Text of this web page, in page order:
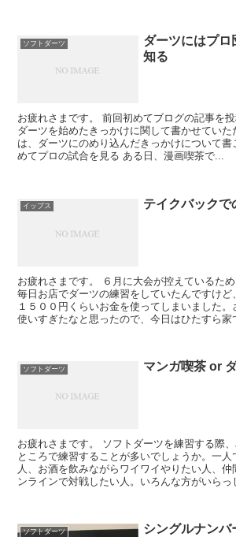
ソフトダーツ
ダーツにはプロ
知る
お疲れさまです。 前回初めてブログの記事を投
ダーツを始めたきっかけに関して書かせていた
は、ダーツにのめり込んだきっかけについて書
めてプロの試合を見る ある日、漫画喫茶で...
イップス テイクバックで
お疲れさまです。 ６月に大会が控えているた
毎日お店でダーツの練習をしていたんですけど
１５００円くらいお金を使ってしまいました
使いすぎたなと思ったので、今日はひたすら家
ソフトダーツ マンガ喫茶 or
お疲れさまです。 ソフトダーツを練習する際
ところで練習することが多いでしょうか。一
人、お酒を飲みながらワイワイやりたい人、
ンラインで対戦したい人。いろんな方がいらっ
ソフトダーツ シングルナンバ